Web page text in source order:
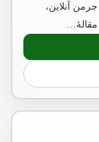
آنلاین،
محترم باری جهانی